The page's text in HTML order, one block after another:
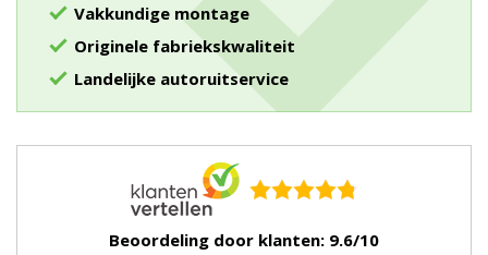
Vakkundige montage
Originele fabriekskwaliteit
Landelijke autoruitservice
Beoordeling door klanten: 9.6/10